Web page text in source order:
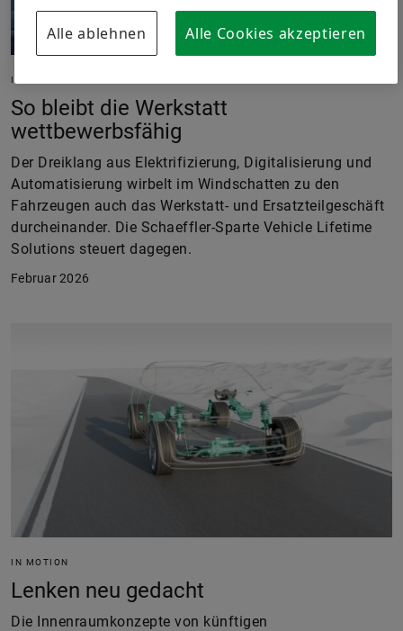
IN MOTION
So bleibt die Werkstatt
wettbewerbsfähig
Der Dreiklang aus Elektrifizierung, Digitalisierung und
Automatisierung wirbelt im Windschatten zu den
Fahrzeugen auch das Werkstatt- und Ersatzteilgeschäft
durcheinander. Die Schaeffler-Sparte Vehicle Lifetime
Solutions steuert dagegen.
Februar 2026
IN MOTION
Lenken neu gedacht
Die Innenraumkonzepte von künftigen
Alle ablehnen Alle Cookies akzeptieren